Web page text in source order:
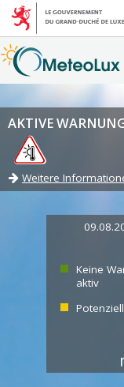
AKTIVE
Weitere
Keine
aktiv